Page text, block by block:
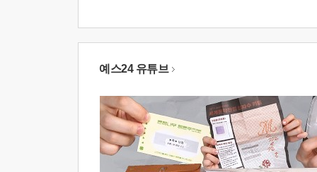
예스24 유튜브